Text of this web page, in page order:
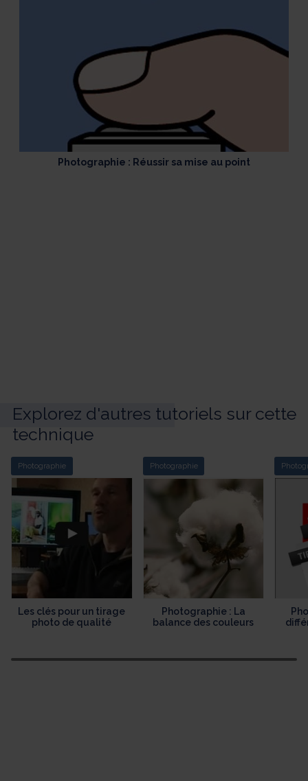
Photographie : Réussir sa mise au point
Explorez d'autres tutoriels sur cette
technique
Photographie
Les clés pour un tirage
photo de qualité
Photographie
Photographie : La
balance des couleurs